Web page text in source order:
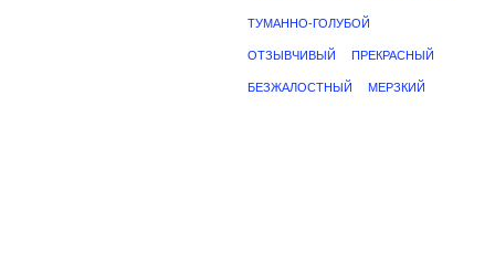
ТУМАННО-ГОЛУБОЙ
ОТЗЫВЧИВЫЙ ПРЕКРАСНЫЙ
БЕЗЖАЛОСТНЫЙ МЕРЗКИЙ